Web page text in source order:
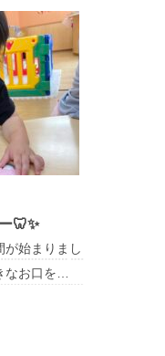
🦷✨
が始まりまし
なお口を…